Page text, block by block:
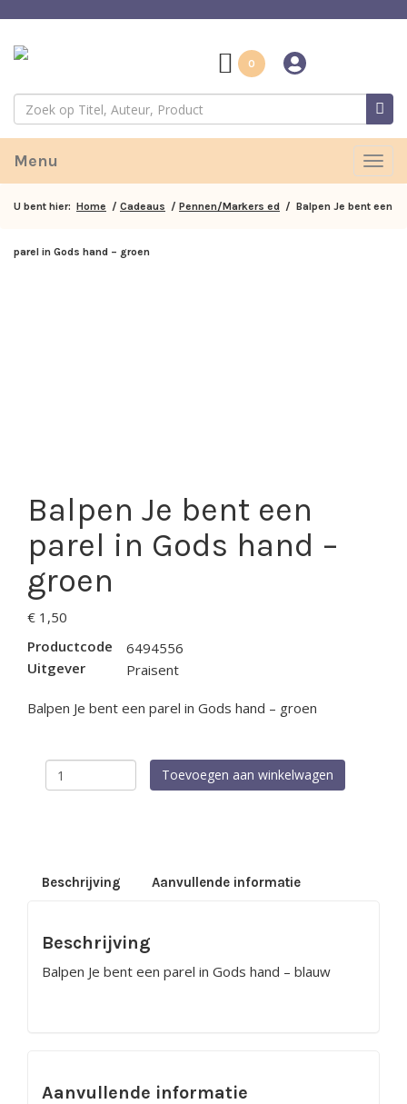
0
Menu
U bent hier: Home / Cadeaus / Pennen/Markers ed / Balpen Je bent een
parel in Gods hand – groen
Balpen Je bent een
parel in Gods hand –
groen
€ 1,50
Productcode
6494556
Uitgever
Praisent
Balpen Je bent een parel in Gods hand – groen
Balpen
hand
Toevoegen aan winkelwagen
Beschrijving Aanvullende informatie
Beschrijving
Balpen Je bent een parel in Gods hand – blauw
Aanvullende informatie